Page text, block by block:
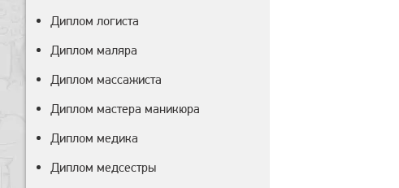
Диплом логиста
Диплом маляра
Диплом массажиста
Диплом мастера маникюра
Диплом медика
Диплом медсестры